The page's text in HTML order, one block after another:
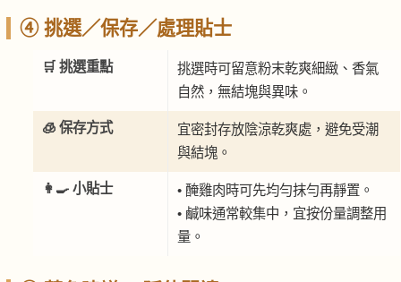
④ 挑選／保存／處理貼士
🛒 挑選重點
挑選時可留意粉末乾爽細緻、香氣
自然，無結塊與異味。
🧊 保存方式
宜密封存放陰涼乾爽處，避免受潮
與結塊。
👩‍🍳 小貼士
• 醃雞肉時可先均勻抹勻再靜置。
• 鹹味通常較集中，宜按份量調整用
量。